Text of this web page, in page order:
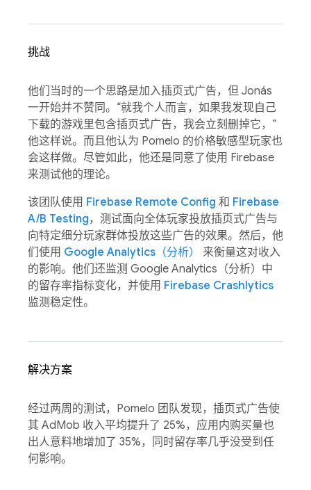
挑战
他们当时的一个思路是加入插页式广告，但 Jonás
一开始并不赞同。“就我个人而言，如果我发现自己
下载的游戏里包含插页式广告，我会立刻删掉它，”
他这样说。而且他认为 Pomelo 的价格敏感型玩家也
会这样做。尽管如此，他还是同意了使用 Firebase
来测试他的理论。
该团队使用 Firebase Remote Config 和 Firebase
A/B Testing，测试面向全体玩家投放插页式广告与
向特定细分玩家群体投放这些广告的效果。然后，他
们使用 Google Analytics（分析）
来衡量这对收入
的影响。他们还监测 Google Analytics（分析）中
的留存率指标变化，并使用 Firebase Crashlytics
监测稳定性。
解决方案
经过两周的测试，Pomelo 团队发现，插页式广告使
其 AdMob 收入平均提升了 25%，应用内购买量也
出人意料地增加了 35%，同时留存率几乎没受到任
何影响。